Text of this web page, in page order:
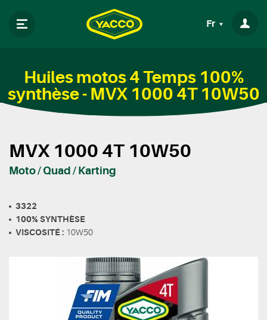
Fr
Huiles motos 4 Temps 100%
synthèse - MVX 1000 4T 10W50
MVX 1000 4T 10W50
Moto / Quad / Karting
3322
100% SYNTHÈSE
VISCOSITÉ : 10W50